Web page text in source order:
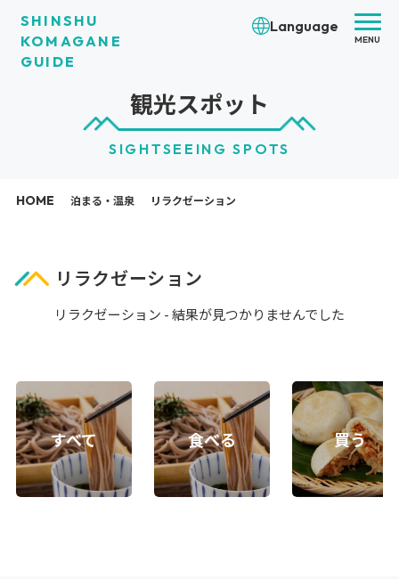
SHINSHU
KOMAGANE
GUIDE
Language
MENU
観光スポット
SIGHTSEEING SPOTS
HOME 泊まる・温泉 リラクゼーション
リラクゼーション
リラクゼーション - 結果が見つかりませんでした
すべて 食べる 買う